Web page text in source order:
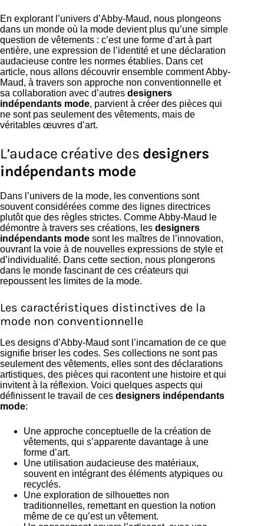
En explorant l’univers d’Abby-Maud, nous plongeons
dans un monde où la mode devient plus qu’une simple
question de vêtements : c’est une forme d’art à part
entière, une expression de l’identité et une déclaration
audacieuse contre les normes établies. Dans cet
article, nous allons découvrir ensemble comment Abby-
Maud, à travers son approche non conventionnelle et
sa collaboration avec d’autres designers
indépendants mode, parvient à créer des pièces qui
ne sont pas seulement des vêtements, mais de
véritables œuvres d’art.
L’audace créative des designers
indépendants mode
Dans l’univers de la mode, les conventions sont
souvent considérées comme des lignes directrices
plutôt que des règles strictes. Comme Abby-Maud le
démontre à travers ses créations, les designers
indépendants mode sont les maîtres de l’innovation,
ouvrant la voie à de nouvelles expressions de style et
d’individualité. Dans cette section, nous plongerons
dans le monde fascinant de ces créateurs qui
repoussent les limites de la mode.
Les caractéristiques distinctives de la
mode non conventionnelle
Les designs d’Abby-Maud sont l’incarnation de ce que
signifie briser les codes. Ses collections ne sont pas
seulement des vêtements, elles sont des déclarations
artistiques, des pièces qui racontent une histoire et qui
invitent à la réflexion. Voici quelques aspects qui
définissent le travail de ces designers indépendants
mode:
Une approche conceptuelle de la création de
vêtements, qui s’apparente davantage à une
forme d’art.
Une utilisation audacieuse des matériaux,
souvent en intégrant des éléments atypiques ou
recyclés.
Une exploration de silhouettes non
traditionnelles, remettant en question la notion
même de ce qu’est un vêtement.